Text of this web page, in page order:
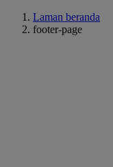
Laman beranda
footer-page